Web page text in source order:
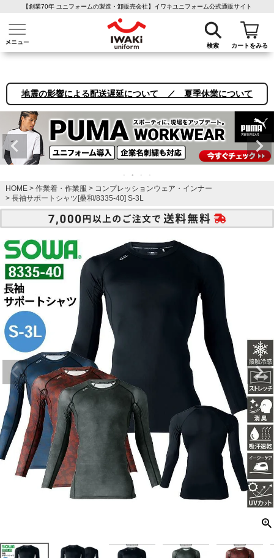
【創業70年 ユニフォームの製造・卸販売会社】イワキユニフォーム公式通販サイト
検索 カートをみる
介護ユニフォーム 作業着・作業服 ファン付き作業着 医療白衣
地震の影響による配送遅延について ／ 夏季休業について
HOME 作業着・作業服
コンプレッションウェア・インナー
長袖サポートシャツ[桑和/8335-40] S-3L